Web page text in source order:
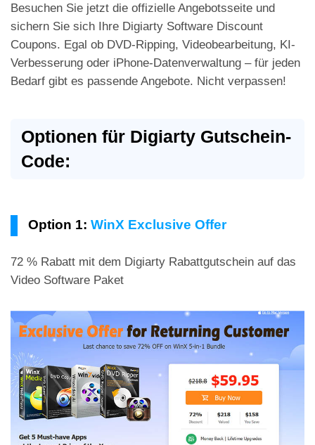
Besuchen Sie jetzt die offizielle Angebotsseite und
sichern Sie sich Ihre Digiarty Software Discount
Coupons. Egal ob DVD-Ripping, Videobearbeitung, KI-
Verbesserung oder iPhone-Datenverwaltung – für jeden
Bedarf gibt es passende Angebote. Nicht verpassen!
Optionen für Digiarty Gutschein-
Code:
Option 1: WinX Exclusive Offer
72 % Rabatt mit dem Digiarty Rabattgutschein auf das
Video Software Paket